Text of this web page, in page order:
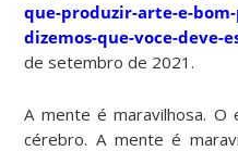
que-produzir-arte-e-
dizemos-que-voce-deve-
de setembro de 2021.
A mente é maravilhosa.
cérebro. A mente é